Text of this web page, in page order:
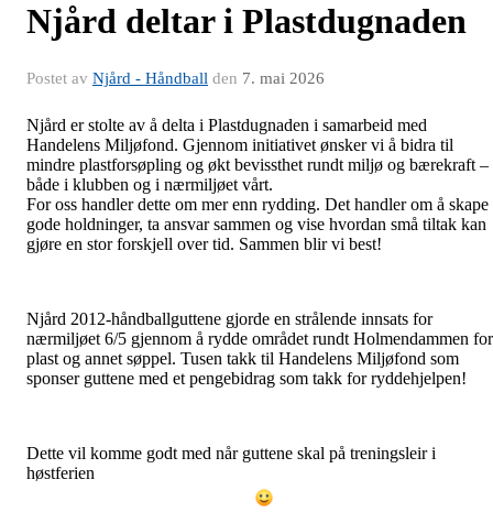
Njård deltar i Plastdugnaden
Postet av Njård - Håndball den 7. mai 2026
Njård er stolte av å delta i Plastdugnaden i samarbeid med
Handelens Miljøfond. Gjennom initiativet ønsker vi å bidra til
mindre plastforsøpling og økt bevissthet rundt miljø og bærekraft –
både i klubben og i nærmiljøet vårt.
For oss handler dette om mer enn rydding. Det handler om å skape
gode holdninger, ta ansvar sammen og vise hvordan små tiltak kan
gjøre en stor forskjell over tid. Sammen blir vi best!
Njård 2012-håndballguttene gjorde en strålende innsats for
nærmiljøet 6/5 gjennom å rydde området rundt Holmendammen for
plast og annet søppel. Tusen takk til Handelens Miljøfond som
sponser guttene med et pengebidrag som takk for ryddehjelpen!
Dette vil komme godt med når guttene skal på treningsleir i
høstferien